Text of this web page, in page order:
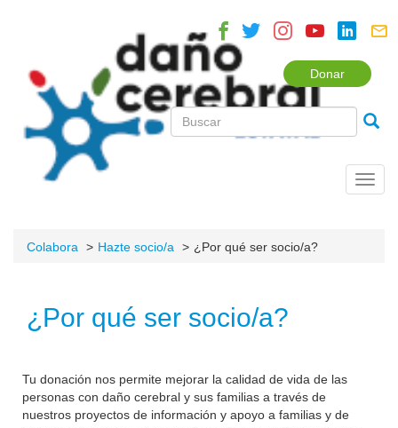
Donar
Colabora Hazte socio/a ¿Por qué ser socio/a?
¿Por qué ser socio/a?
Tu donación nos permite mejorar la calidad de vida de las
personas con daño cerebral y sus familias a través de
nuestros proyectos de información y apoyo a familias y de